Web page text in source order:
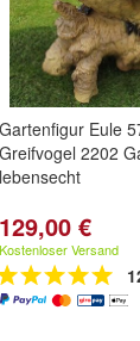
Gartenfigur Eule
Greifvogel 2202
lebensecht
129,00 €
Kostenloser Versand